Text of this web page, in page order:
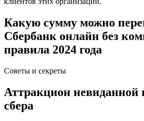
Какую сумму можно
Сбербанк онлайн без
правила 2024 года
Советы и секреты
Аттракцион невиданной
сбера